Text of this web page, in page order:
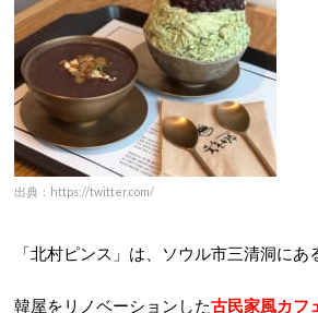
出典：https://twitter.com/
「北村ピンス」は、ソウル市三清洞にあ
韓屋をリノベーションした古民家風カフ